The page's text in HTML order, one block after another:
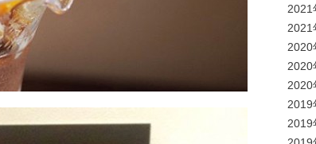
2021
2021
2020
2020
2020
2019
2019